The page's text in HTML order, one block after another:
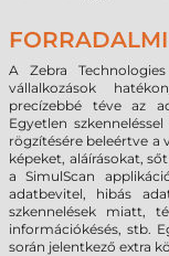
A Zebra
vállalkozások
precízebbé téve az
Egyetlen
rögzítésére beleértve a
képeket, aláírásokat,
a SimulScan
adatbevitel, hibás
szkennelések miatt,
információkésés, stb.
során jelentkező extra